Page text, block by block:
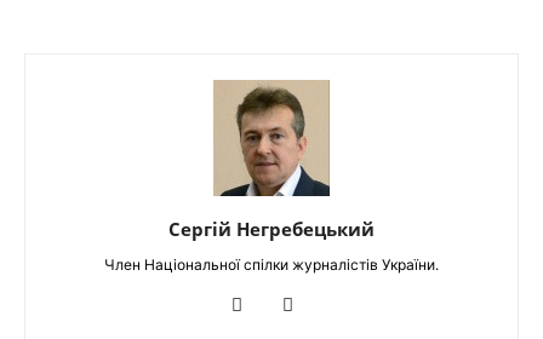
Сергій Негребецький
Член Національної спілки журналістів України.